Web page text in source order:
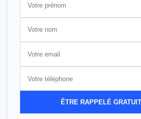
ÊTRE RAPPELÉ